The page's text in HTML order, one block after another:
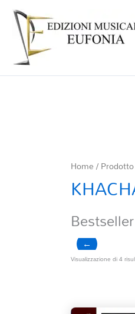
Home/
Bestseller
←
Visualizzazione di 4